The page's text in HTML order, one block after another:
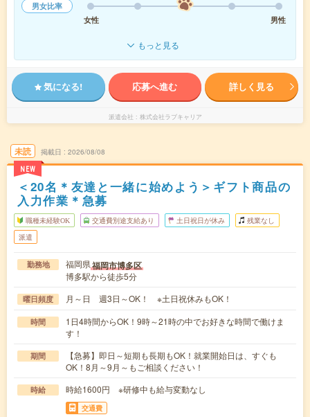
男女比率
女性
男性
もっと見る
気になる! 応募へ進む 詳しく見る
派遣会社 株式会社ラブキャリア
未読
NEW
掲載日 2026/08/08
＜20名＊友達と一緒に始めよう＞ギフト商品の
入力作業＊急募
職種未経験OK 交通費別途支給あり 土日祝日が休み 残業なし
派遣
勤務地 福岡県福岡市博多区
博多駅から徒歩5分
曜日頻度 月～日 週3日～OK！ ※土日祝休みもOK！
時間
1日4時間からOK！9時～21時の中でお好きな時間で働けま
す！
期間
【急募】即日～短期も長期もOK！就業開始日は、すぐも
OK！8月～9月～もご相談ください！
時給 時給1600円 ※研修中も給与変動なし
交通費